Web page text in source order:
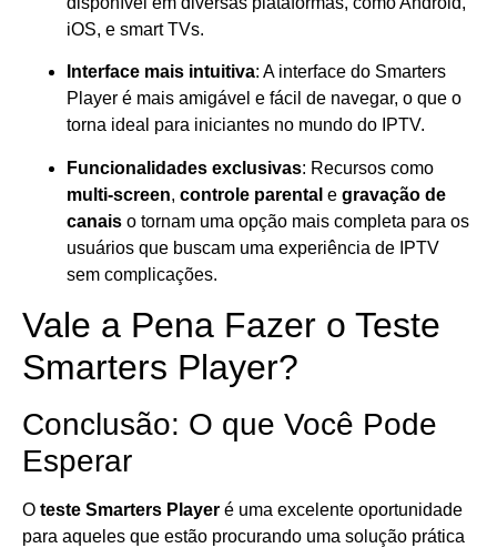
iOS, e smart TVs.
Interface mais intuitiva: A interface do Smarters
Player é mais amigável e fácil de navegar, o que o
torna ideal para iniciantes no mundo do IPTV.
Funcionalidades exclusivas: Recursos como
multi-screen, controle parental e gravação de
canais o tornam uma opção mais completa para os
usuários que buscam uma experiência de IPTV
sem complicações.
Vale a Pena Fazer o Teste
Smarters Player?
Conclusão: O que Você Pode
Esperar
O teste Smarters Player é uma excelente oportunidade
para aqueles que estão procurando uma solução prática